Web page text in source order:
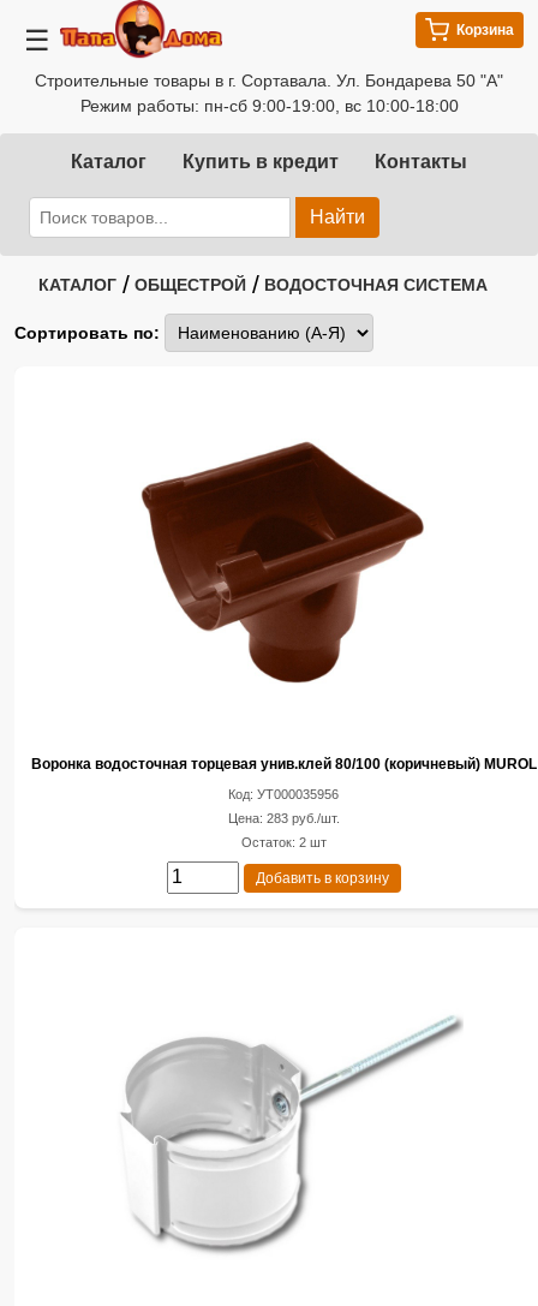
☰
Строительные товары в г. Сортавала. Ул. Бондарева 50 "А"
Режим работы: пн-сб 9:00-19:00, вс 10:00-18:00
Корзина
Каталог Купить в кредит Контакты
Найти
КАТАЛОГ / ОБЩЕСТРОЙ / ВОДОСТОЧНАЯ СИСТЕМА
Сортировать по:
Воронка водосточная торцевая унив.клей 80/100 (коричневый) MUROL
Код: УТ000035956
Цена: 283 руб./шт.
Остаток: 2 шт
Добавить в корзину